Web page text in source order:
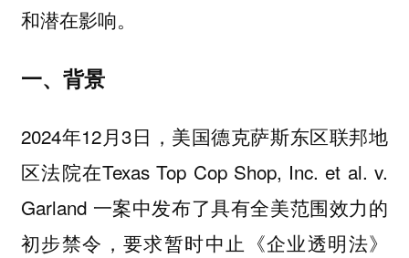
和潜在影响。
一、背景
2024年12月3日，美国德克萨斯东区联邦地
区法院在Texas Top Cop Shop, Inc. et al. v.
Garland 一案中发布了具有全美范围效力的
初步禁令，要求暂时中止《企业透明法》